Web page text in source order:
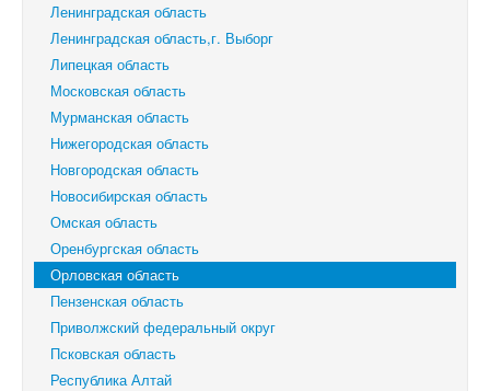
Ленинградская область
Ленинградская область,г. Выборг
Липецкая область
Московская область
Мурманская область
Нижегородская область
Новгородская область
Новосибирская область
Омская область
Оренбургская область
Орловская область
Пензенская область
Приволжский федеральный округ
Псковская область
Республика Алтай